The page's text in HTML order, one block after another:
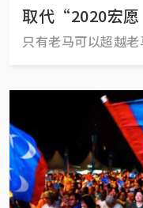
取代“2020宏愿
只有老马可以超越老